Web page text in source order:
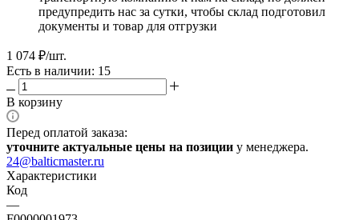
предупредить нас за сутки, чтобы склад подготовил
документы и товар для отгрузки
1 074 ₽/шт.
Есть в наличии: 15
В корзину
Перед оплатой заказа:
уточните актуальные цены на позиции у менеджера.
24@balticmaster.ru
Характеристики
Код
—